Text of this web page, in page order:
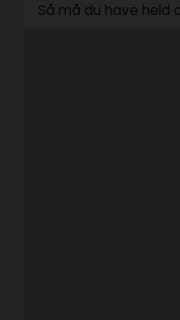
Så må du have held